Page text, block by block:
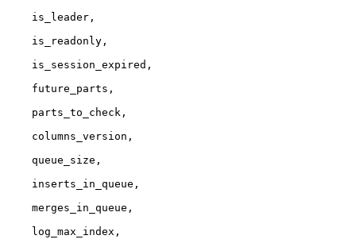
is_leader,
is_readonly,
is_session_expired,
future_parts,
parts_to_check,
columns_version,
queue_size,
inserts_in_queue,
merges_in_queue,
log_max_index,